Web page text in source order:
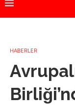
HABERLER